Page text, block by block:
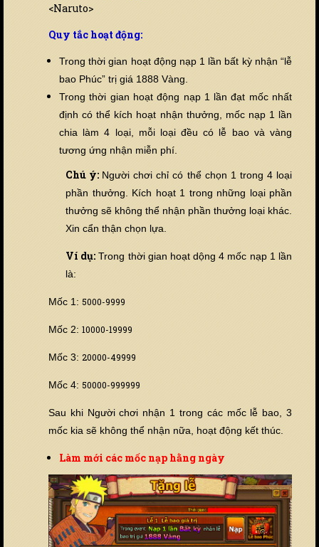
<Naruto>
Quy tắc hoạt động:
Trong thời gian hoạt động nạp 1 lần bất kỳ nhận “lễ
bao Phúc” trị giá 1888 Vàng.
Trong thời gian hoạt động nạp 1 lần đạt mốc nhất
định có thể kích hoạt nhận thưởng, mốc nạp 1 lần
chia làm 4 loại, mỗi loại đều có lễ bao và vàng
tương ứng nhận miễn phí.
Chú ý: Người chơi chỉ có thể chọn 1 trong 4 loại
phần thưởng. Kích hoạt 1 trong những loại phần
thưởng sẽ không thể nhận phần thưởng loại khác.
Xin cẩn thận chọn lựa.
Ví dụ: Trong thời gian hoạt dộng 4 mốc nạp 1 lần
là:
Mốc 1: 5000-9999
Mốc 2: 10000-19999
Mốc 3: 20000-49999
Mốc 4: 50000-999999
Sau khi Người chơi nhận 1 trong các mốc lễ bao, 3
mốc kia sẽ không thể nhận nữa, hoạt động kết thúc.
Làm mới các mốc nạp hằng ngày